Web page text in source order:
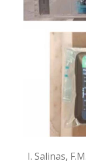
I. Salinas,